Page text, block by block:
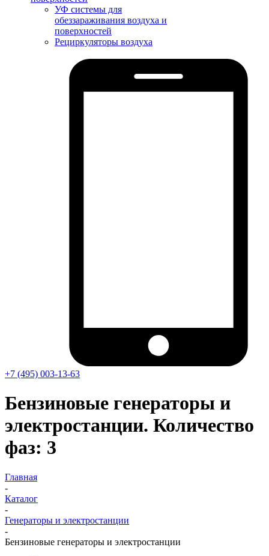
УФ системы для
обеззараживания воздуха и
поверхностей
Рециркуляторы воздуха
+7 (495) 003-13-63
Бензиновые генераторы и
электростанции. Количество
фаз: 3
Главная
-
Каталог
-
Генераторы и электростанции
-
Бензиновые генераторы и электростанции